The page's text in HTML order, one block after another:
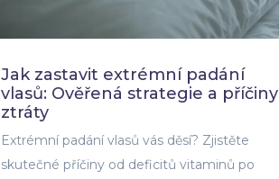
Jak zastavit extrémní padání
vlasů: Ověřená strategie a příčiny
ztráty
Extrémní padání vlasů vás děsí? Zjistěte
skutečné příčiny od deficitů vitaminů po